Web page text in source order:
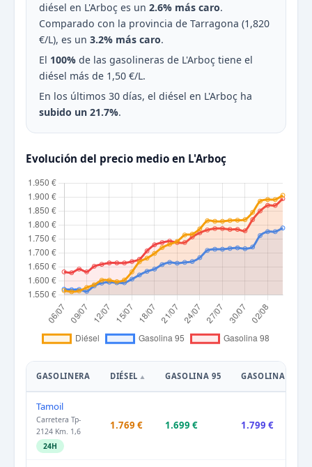
diésel en L'Arboç es un 2.6% más caro.
Comparado con la provincia de Tarragona (1,820
€/L), es un 3.2% más caro.
El 100% de las gasolineras de L'Arboç tiene el
diésel más de 1,50 €/L.
En los últimos 30 días, el diésel en L'Arboç ha
subido un 21.7%.
Evolución del precio medio en L'Arboç
GASOLINERA DIÉSEL GASOLINA 95 GASOLINA 98
Tamoil
Carretera Tp-
2124 Km. 1,6
24H
1.769 € 1.699 € 1.799 €